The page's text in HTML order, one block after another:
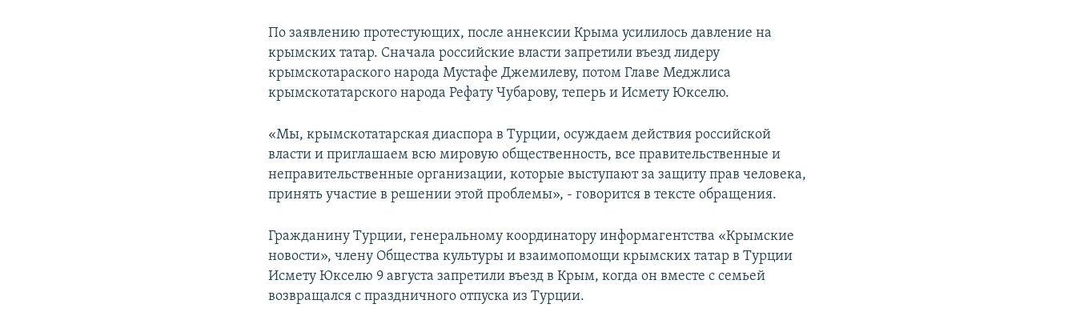
По заявлению протестующих, после аннексии Крыма усилилось давление на
крымских татар. Сначала российские власти запретили въезд лидеру
крымскотараского народа Мустафе Джемилеву, потом Главе Меджлиса
крымскотатарского народа Рефату Чубарову, теперь и Исмету Юкселю.
«Мы, крымскотатарская диаспора в Турции, осуждаем действия российской
власти и приглашаем всю мировую общественность, все правительственные и
неправительственные организации, которые выступают за защиту прав человека,
принять участие в решении этой проблемы», - говорится в тексте обращения.
Гражданину Турции, генеральному координатору информагентства «Крымские
новости», члену Общества культуры и взаимопомощи крымских татар в Турции
Исмету Юкселю 9 августа запретили въезд в Крым, когда он вместе с семьей
возвращался с праздничного отпуска из Турции.